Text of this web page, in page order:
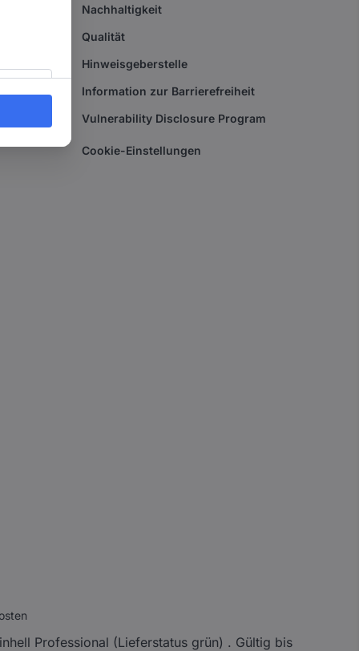
Nachhaltigkeit
Qualität
Hinweisgeberstelle
Information zur Barrierefreiheit
Vulnerability Disclosure Program
Cookie-Einstellungen
Professional (Lieferstatus grün) . Gültig bis